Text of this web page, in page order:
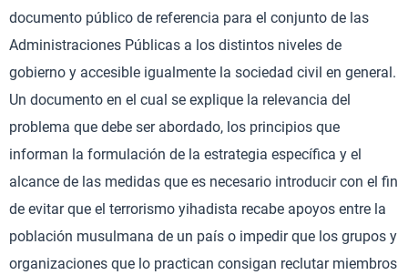
documento público de referencia para el conjunto de las
Administraciones Públicas a los distintos niveles de
gobierno y accesible igualmente la sociedad civil en general.
Un documento en el cual se explique la relevancia del
problema que debe ser abordado, los principios que
informan la formulación de la estrategia específica y el
alcance de las medidas que es necesario introducir con el fin
de evitar que el terrorismo yihadista recabe apoyos entre la
población musulmana de un país o impedir que los grupos y
organizaciones que lo practican consigan reclutar miembros